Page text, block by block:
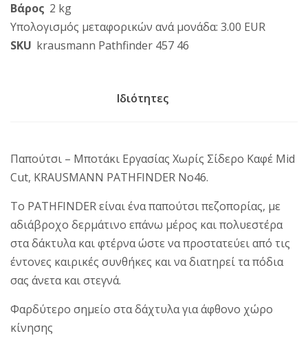
Βάρος 2 kg
Υπολογισμός μεταφορικών ανά μονάδα: 3.00 EUR
SKU krausmann Pathfinder 457 46
Ιδιότητες
Παπούτσι – Μποτάκι Εργασίας Χωρίς Σίδερο Καφέ Mid
Cut, KRAUSMANN PATHFINDER No46.
Το PATHFINDERείναι ένα παπούτσι πεζοπορίας, με
αδιάβροχο δερμάτινο επάνω μέρος και πολυεστέρα
στα δάκτυλα και φτέρνα ώστε να προστατεύει από τις
έντονες καιρικές συνθήκες και να διατηρεί τα πόδια
σας άνετα και στεγνά.
Φαρδύτερο σημείο στα δάχτυλα για άφθονο χώρο
κίνησης